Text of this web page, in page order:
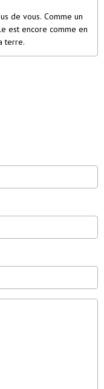
de vous. Comme un
est encore comme en
terre.